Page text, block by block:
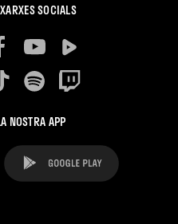
SOCIALS
NOSTRA APP